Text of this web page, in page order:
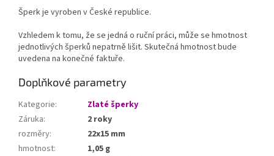
Šperk je vyroben v České republice.
Vzhledem k tomu, že se jedná o ruční práci, může se hmotnost
jednotlivých šperků nepatrně lišit. Skutečná hmotnost bude
uvedena na konečné faktuře.
Doplňkové parametry
Kategorie:
Zlaté šperky
Záruka:
2 roky
rozměry:
22x15 mm
hmotnost:
1,05 g